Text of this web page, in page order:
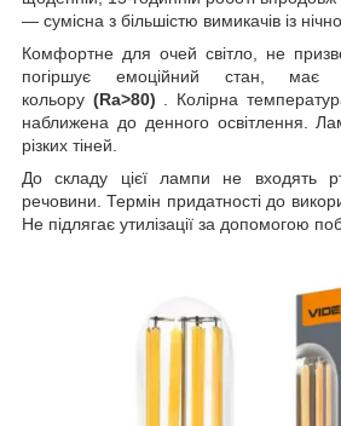
— сумісна з більшістю вимикачів із
Комфортне для очей світло, не
погіршує емоційний стан, має
кольору (Ra>80) . Колірна
наближена до денного освітлення.
різких тіней.
До складу цієї лампи не входять
речовини. Термін придатності до
Не підлягає утилізації за допомогою